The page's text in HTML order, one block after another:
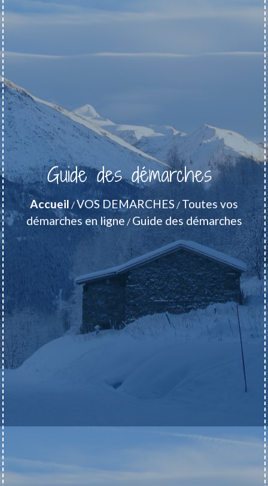
Guide des démarches
Accueil /VOS DEMARCHES / Toutes vos
démarches en ligne / Guide des démarches